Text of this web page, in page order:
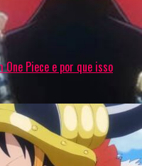
One Piece e por que isso